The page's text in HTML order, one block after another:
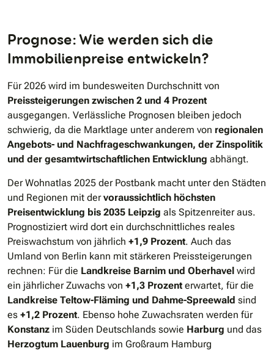
Prognose: Wie werden sich die
Immobilienpreise entwickeln?
Für 2026 wird im bundesweiten Durchschnitt von
Preissteigerungen zwischen 2 und 4 Prozent
ausgegangen. Verlässliche Prognosen bleiben jedoch
schwierig, da die Marktlage unter anderem von regionalen
Angebots- und Nachfrageschwankungen, der Zinspolitik
und der gesamtwirtschaftlichen Entwicklung abhängt.
Der Wohnatlas 2025 der Postbank macht unter den Städten
und Regionen mit dervoraussichtlich höchsten
Preisentwicklung bis 2035 Leipzig als Spitzenreiter aus.
Prognostiziert wird dort ein durchschnittliches reales
Preiswachstum von jährlich +1,9 Prozent. Auch das
Umland von Berlin kann mit stärkeren Preissteigerungen
rechnen: Für die Landkreise Barnim und Oberhavel wird
ein jährlicher Zuwachs von +1,3 Prozent erwartet, für die
Landkreise Teltow-Fläming und Dahme-Spreewald sind
es +1,2 Prozent. Ebenso hohe Zuwachsraten werden für
Konstanz im Süden Deutschlands sowie Harburg und das
Herzogtum Lauenburg im Großraum Hamburg